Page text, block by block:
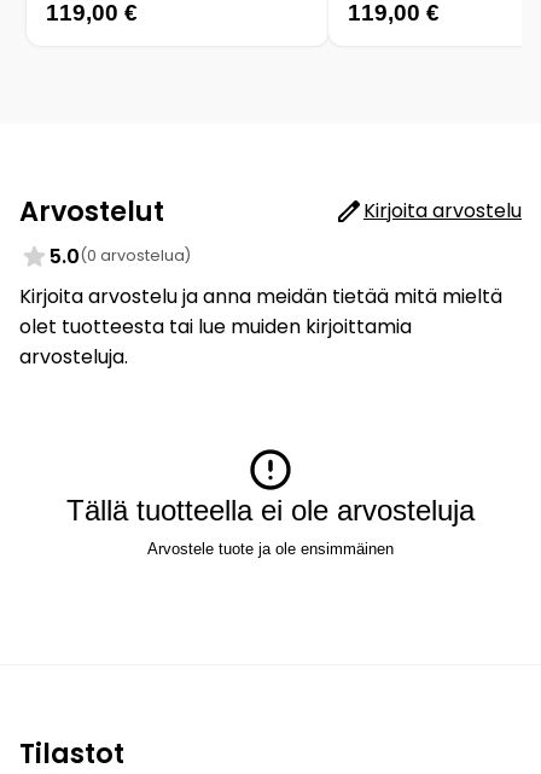
119,00 € 119,00 €
Arvostelut
Kirjoita arvostelu
5.0(0 arvostelua)
Kirjoita arvostelu ja anna meidän tietää mitä mieltä
olet tuotteesta tai lue muiden kirjoittamia
arvosteluja.
Tällä tuotteella ei ole arvosteluja
Arvostele tuote ja ole ensimmäinen
Tilastot